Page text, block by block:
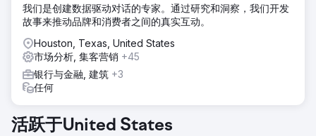
我们是创建数据驱动对话的专家。通过研究和洞察，我们开发
故事来推动品牌和消费者之间的真实互动。
Houston, Texas, United States
市场分析, 集客营销 +45
银行与金融, 建筑 +3
任何
活跃于United States